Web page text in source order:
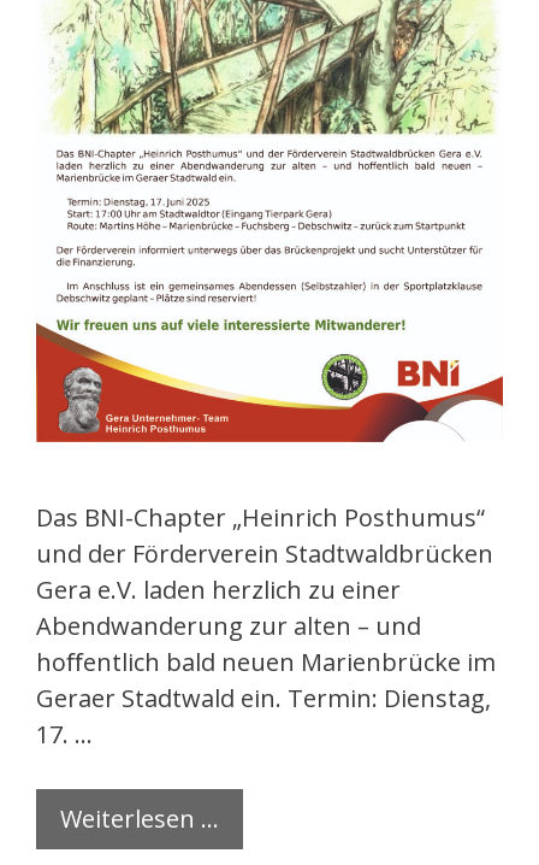
Das BNI-Chapter „Heinrich Posthumus“
und der Förderverein Stadtwaldbrücken
Gera e.V. laden herzlich zu einer
Abendwanderung zur alten – und
hoﬀentlich bald neuen Marienbrücke im
Geraer Stadtwald ein. Termin: Dienstag,
17. …
Weiterlesen …